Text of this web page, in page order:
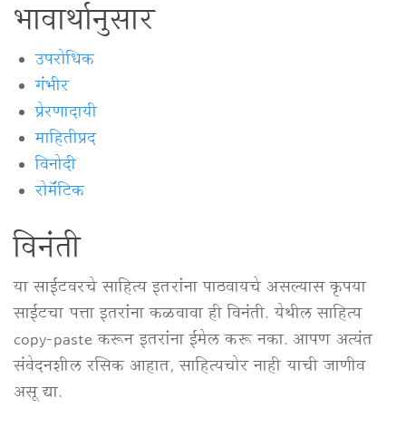
भावार्थानुसार
उपरोधिक
गंभीर
प्रेरणादायी
माहितीप्रद
विनोदी
रोमॅंटिक
विनंती
या साईटवरचे साहित्य इतरांना पाठवायचे असल्यास कृपया
साईटचा पत्ता इतरांना कळवावा ही विनंती. येथील साहित्य
copy-paste करून इतरांना ईमेल करू नका. आपण अत्यंत
संवेदनशील रसिक आहात, साहित्यचोर नाही याची जाणीव
असू द्या.